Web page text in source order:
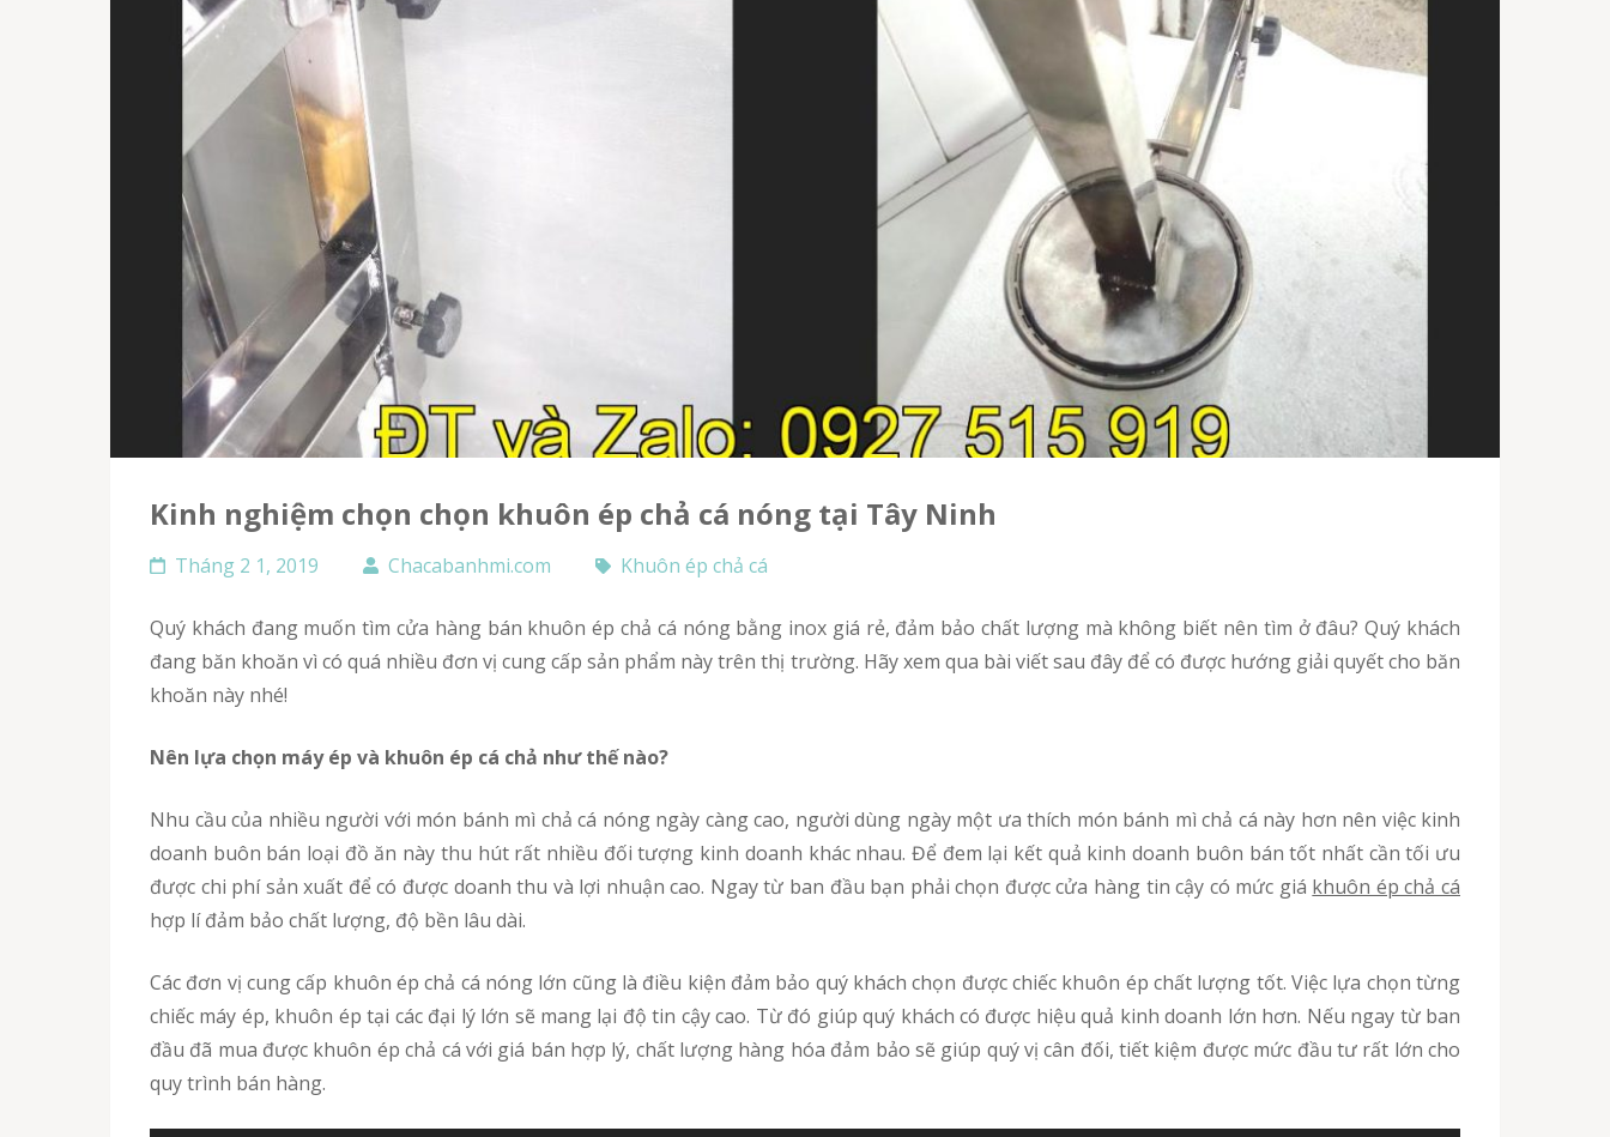
Kinh nghiệm chọn chọn khuôn ép chả cá nóng tại Tây Ninh
Tháng 2 1, 2019 Chacabanhmi.com Khuôn ép chả cá
Quý khách đang muốn tìm cửa hàng bán khuôn ép chả cá nóng bằng inox giá rẻ, đảm bảo chất lượng mà không biết nên tìm ở đâu? Quý khách
đang băn khoăn vì có quá nhiều đơn vị cung cấp sản phẩm này trên thị trường. Hãy xem qua bài viết sau đây để có được hướng giải quyết cho băn
khoăn này nhé!
Nên lựa chọn máy ép và khuôn ép cá chả như thế nào?
Nhu cầu của nhiều người với món bánh mì chả cá nóng ngày càng cao, người dùng ngày một ưa thích món bánh mì chả cá này hơn nên việc kinh
doanh buôn bán loại đồ ăn này thu hút rất nhiều đối tượng kinh doanh khác nhau. Để đem lại kết quả kinh doanh buôn bán tốt nhất cần tối ưu
được chi phí sản xuất để có được doanh thu và lợi nhuận cao. Ngay từ ban đầu bạn phải chọn được cửa hàng tin cậy có mức giá khuôn ép chả cá
hợp lí đảm bảo chất lượng, độ bền lâu dài.
Các đơn vị cung cấp khuôn ép chả cá nóng lớn cũng là điều kiện đảm bảo quý khách chọn được chiếc khuôn ép chất lượng tốt. Việc lựa chọn từng
chiếc máy ép, khuôn ép tại các đại lý lớn sẽ mang lại độ tin cậy cao. Từ đó giúp quý khách có được hiệu quả kinh doanh lớn hơn. Nếu ngay từ ban
đầu đã mua được khuôn ép chả cá với giá bán hợp lý, chất lượng hàng hóa đảm bảo sẽ giúp quý vị cân đối, tiết kiệm được mức đầu tư rất lớn cho
quy trình bán hàng.